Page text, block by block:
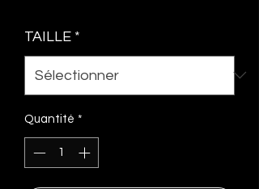
TAILLE *
Quantité *